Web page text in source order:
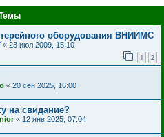
оборудования ВНИИМС
« 23 июл 2009, 15:10
1 2
« 20 сен 2025, 16:00
на свидание?
« 12 янв 2025, 07:04